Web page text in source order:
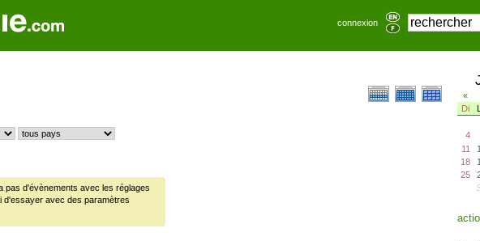
connexion
pas d'évènements avec les réglages
d'essayer avec des paramètres
«
Di
4
11
18
25